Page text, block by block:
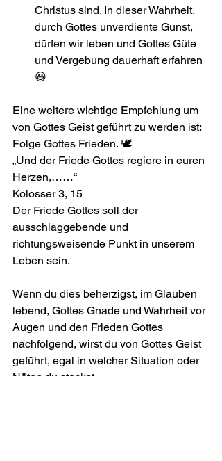
Christus sind. In dieser Wahrheit,
durch Gottes unverdiente Gunst,
dürfen wir leben und Gottes Güte
und Vergebung dauerhaft erfahren
😃
Eine weitere wichtige Empfehlung um
von Gottes Geist geführt zu werden ist:
Folge Gottes Frieden. 🕊️
„Und der Friede Gottes regiere in euren
Herzen,……“
Kolosser 3, 15
Der Friede Gottes soll der
ausschlaggebende und
richtungsweisende Punkt in unserem
Leben sein.
Wenn du dies beherzigst, im Glauben
lebend, Gottes Gnade und Wahrheit vor
Augen und den Frieden Gottes
nachfolgend, wirst du von Gottes Geist
geführt, egal in welcher Situation oder
Nöten du steckst.